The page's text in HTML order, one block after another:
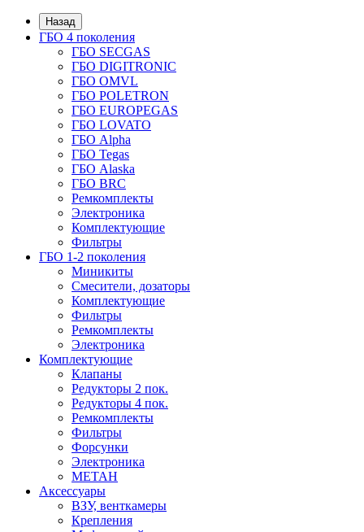
Назад
ГБО 4 поколения
ГБО SECGAS
ГБО DIGITRONIC
ГБО OMVL
ГБО POLETRON
ГБО EUROPEGAS
ГБО LOVATO
ГБО Alpha
ГБО Tegas
ГБО Alaska
ГБО BRC
Ремкомплекты
Электроника
Комплектующие
Фильтры
ГБО 1-2 поколения
Миникиты
Смесители, дозаторы
Комплектующие
Фильтры
Ремкомплекты
Электроника
Комплектующие
Клапаны
Редукторы 2 пок.
Редукторы 4 пок.
Ремкомплекты
Фильтры
Форсунки
Электроника
МЕТАН
Аксессуары
ВЗУ, венткамеры
Крепления